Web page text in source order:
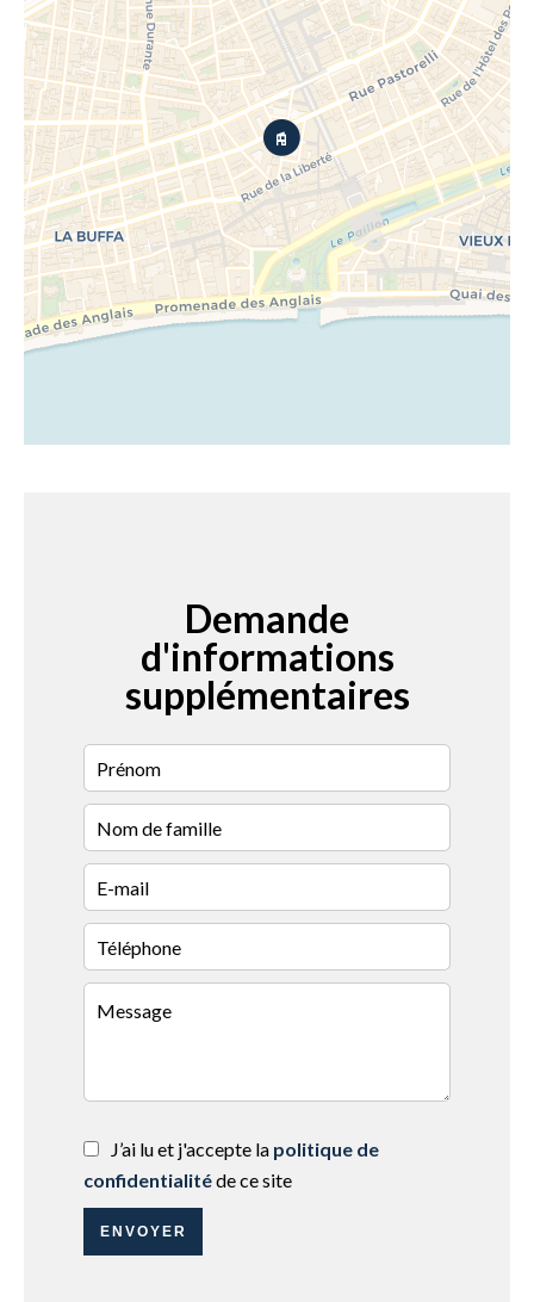
Demande
d'informations
supplémentaires
J’ai lu et j'accepte la politique de
confidentialitéde ce site
ENVOYER